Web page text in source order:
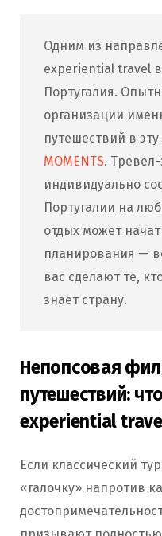
Одним из
experiential travel
Португалия.
организации
путешествий в
MOMENTS.
индивидуально
Португалии на
отдых может
планирования —
вас сделают те,
знает страну.
Непопсовая
путешествий:
experiential
Если классический
«галочку» напротив